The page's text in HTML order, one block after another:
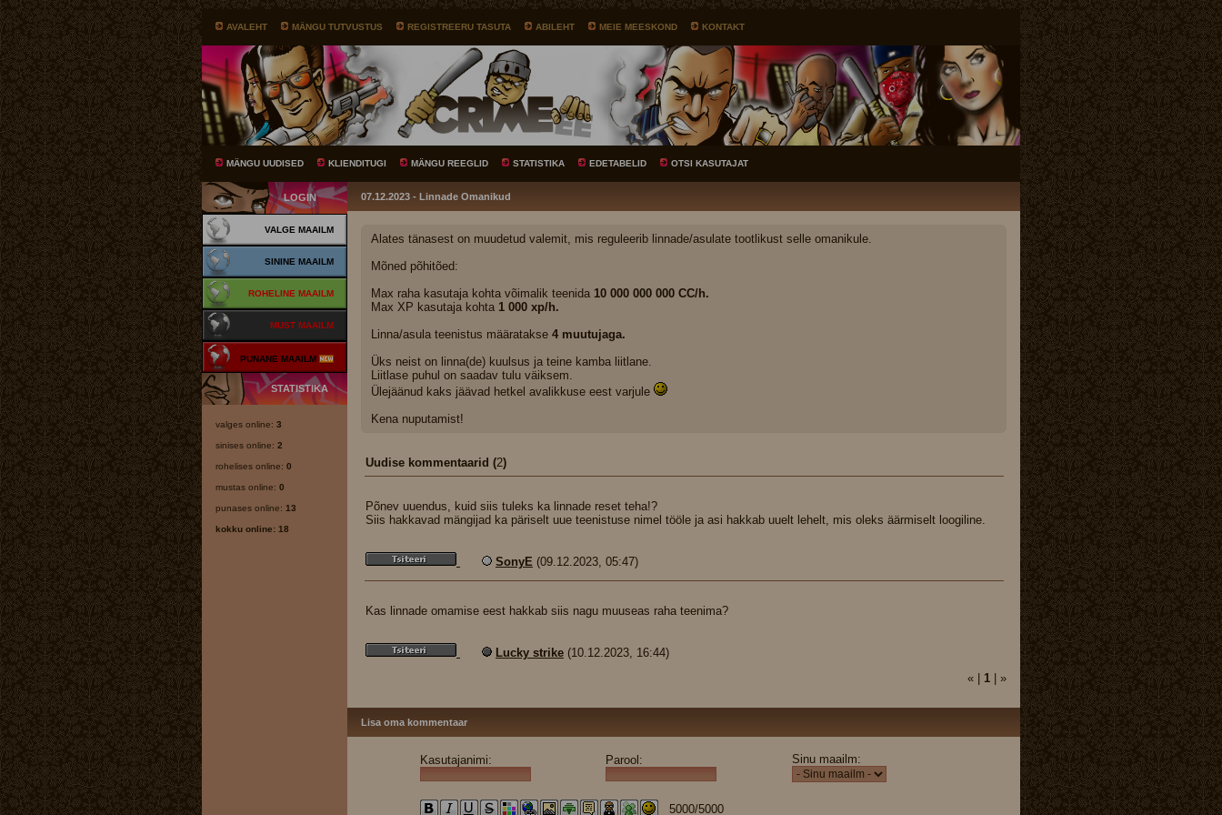
AVALEHT MÄNGU TUTVUSTUS REGISTREERU TASUTA ABILEHT MEIE MEESKOND KONTAKT
MÄNGU UUDISED KLIENDITUGI MÄNGU REEGLID STATISTIKA EDETABELID OTSI KASUTAJAT
LOGIN
VALGE MAAILM
SININE MAAILM
ROHELINE MAAILM
MUST MAAILM
PUNANE MAAILM
STATISTIKA
valges online: 3
sinises online: 2
rohelises online: 0
mustas online: 0
punases online: 13
kokku online: 18
07.12.2023 - Linnade Omanikud
Alates tänasest on muudetud valemit, mis reguleerib linnade/asulate tootlikust selle omanikule.
Mõned põhitõed:
Max raha kasutaja kohta võimalik teenida 10 000 000 000 CC/h.
Max XP kasutaja kohta 1 000 xp/h.
Linna/asula teenistus määratakse 4 muutujaga.
Üks neist on linna(de) kuulsus ja teine kamba liitlane.
Liitlase puhul on saadav tulu väiksem.
Ülejäänud kaks jäävad hetkel avalikkuse eest varjule
Kena nuputamist!
Uudise kommentaarid (2)
Põnev uuendus, kuid siis tuleks ka linnade reset teha!?
Siis hakkavad mängijad ka päriselt uue teenistuse nimel tööle ja asi hakkab uuelt lehelt, mis oleks äärmiselt loogiline.
SonyE (09.12.2023, 05:47)
Kas linnade omamise eest hakkab siis nagu muuseas raha teenima?
Lucky strike (10.12.2023, 16:44)
« | 1 | »
Lisa oma kommentaar
Kasutajanimi: Parool: Sinu maailm:
5000/5000